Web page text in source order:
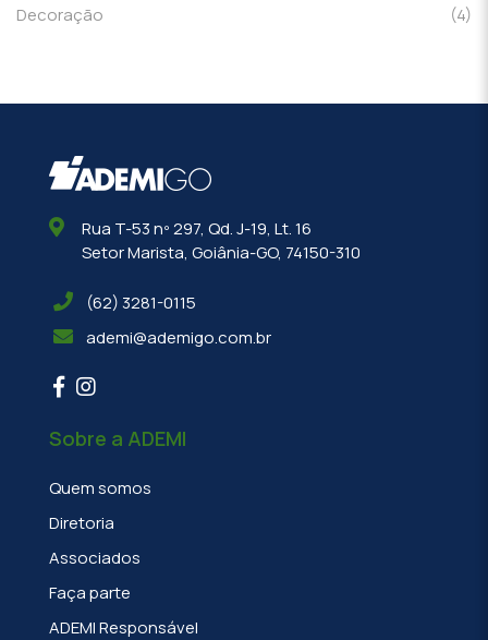
Decoração
(4)
Rua T-53 nº 297, Qd. J-19, Lt. 16
Setor Marista, Goiânia-GO, 74150-310
(62) 3281-0115
ademi@ademigo.com.br
Sobre a ADEMI
Quem somos
Diretoria
Associados
Faça parte
ADEMI Responsável